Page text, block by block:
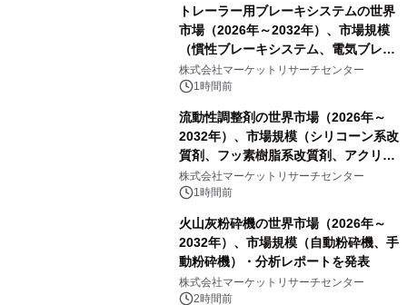
トレーラー用ブレーキシステムの世界
市場（2026年～2032年）、市場規模
（慣性ブレーキシステム、電気ブレー
キシステム、その他）・分析レポート
を発表
株式会社マーケットリサーチセンター
1時間前
流動性調整剤の世界市場（2026年～
2032年）、市場規模（シリコーン系改
質剤、フッ素樹脂系改質剤、アクリル
系改質剤、ポリウレタン系改質剤、ワ
ックス系改質剤）・分析レポートを発
株式会社マーケットリサーチセンター
1時間前
火山灰粉砕機の世界市場（2026年～
2032年）、市場規模（自動粉砕機、手
動粉砕機）・分析レポートを発表
株式会社マーケットリサーチセンター
2時間前